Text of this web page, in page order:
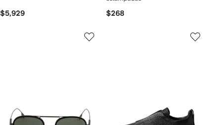
$5,929 $268